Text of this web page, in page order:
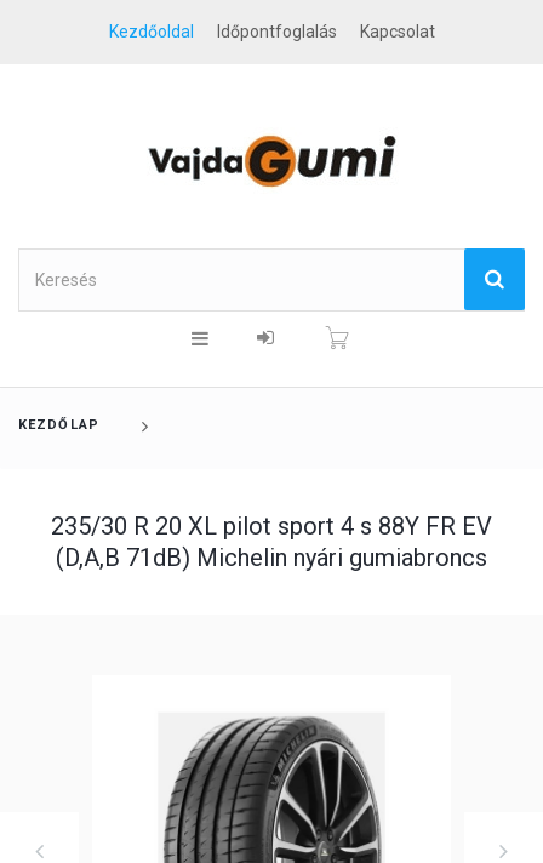
Kezdőoldal Időpontfoglalás Kapcsolat
KEZDŐLAP
235/30 R 20 XL pilot sport 4 s 88Y FR EV
(D,A,B 71dB) Michelin nyári gumiabroncs